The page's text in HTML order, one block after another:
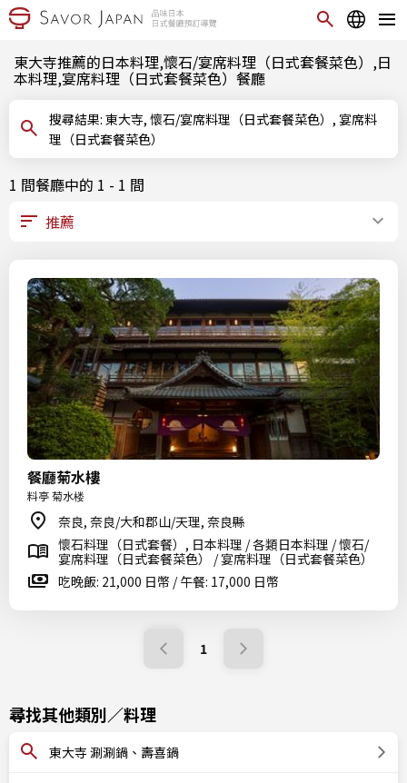
東大寺推薦的日本料理,懷石/宴席料理（日式套餐菜色）,日
本料理,宴席料理（日式套餐菜色）餐廳
搜尋結果: 東大寺, 懷石/宴席料理（日式套餐菜色）, 宴席料
理（日式套餐菜色）
1 間餐廳中的 1 - 1 間
餐廳菊水樓
料亭 菊水楼
奈良, 奈良/大和郡山/天理, 奈良縣
懷石料理（日式套餐）, 日本料理 / 各類日本料理 / 懷石/
宴席料理（日式套餐菜色） / 宴席料理（日式套餐菜色）
吃晚飯: 21,000 日幣 / 午餐: 17,000 日幣
1
尋找其他類別／料理
東大寺 涮涮鍋、壽喜鍋